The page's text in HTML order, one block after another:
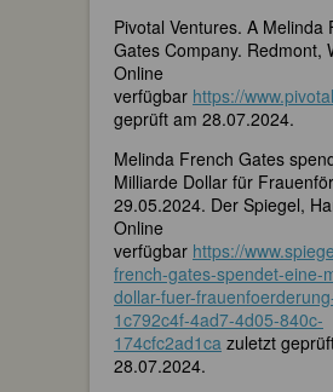
Pivotal Ventures. A Melinda
Gates Company. Redmont,
Online
verfügbar https://
geprüft am 28.07.2024.
Melinda French Gates
Milliarde Dollar für
29.05.2024. Der Spiegel,
Online
verfügbar https://
french-gates-spendet-eine-
dollar-fuer-
1c792c4f-4ad7-4d05-840c-
174cfc2ad1ca zuletzt
28.07.2024.